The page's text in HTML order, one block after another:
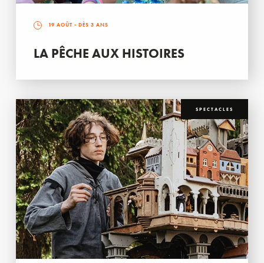
19 AOÛT - DÈS 3 ANS
LA PÊCHE AUX HISTOIRES
SPECTACLES